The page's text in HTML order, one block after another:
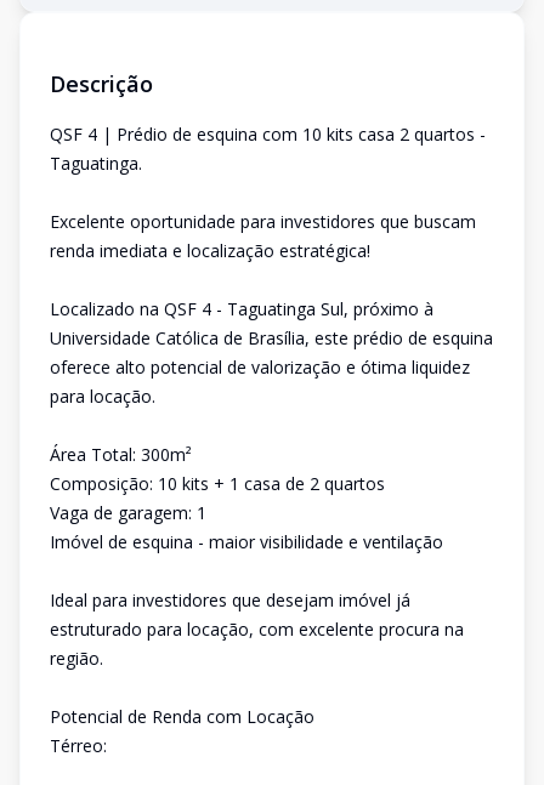
Descrição
QSF 4 | Prédio de esquina com 10 kits casa 2 quartos -
Taguatinga.
Excelente oportunidade para investidores que buscam
renda imediata e localização estratégica!
Localizado na QSF 4 - Taguatinga Sul, próximo à
Universidade Católica de Brasília, este prédio de esquina
oferece alto potencial de valorização e ótima liquidez
para locação.
Área Total: 300m²
Composição: 10 kits + 1 casa de 2 quartos
Vaga de garagem: 1
Imóvel de esquina - maior visibilidade e ventilação
Ideal para investidores que desejam imóvel já
estruturado para locação, com excelente procura na
região.
Potencial de Renda com Locação
Térreo: